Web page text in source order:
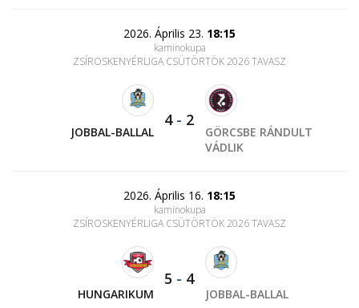
2026. Április 23. 18:15
kaminokupa
ZSÍROSKENYÉRLIGA CSÜTÖRTÖK 2026 TAVASZ
JOBBAL-BALLAL
4- 2
GÖRCSBE RÁNDULT
VÁDLIK
2026. Április 16. 18:15
kaminokupa
ZSÍROSKENYÉRLIGA CSÜTÖRTÖK 2026 TAVASZ
HUNGARIKUM
5 - 4
JOBBAL-BALLAL